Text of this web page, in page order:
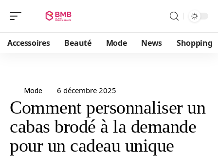
Accessoires Beauté Mode News Shopping
Mode 6 décembre 2025
Comment personnaliser un
cabas brodé à la demande
pour un cadeau unique